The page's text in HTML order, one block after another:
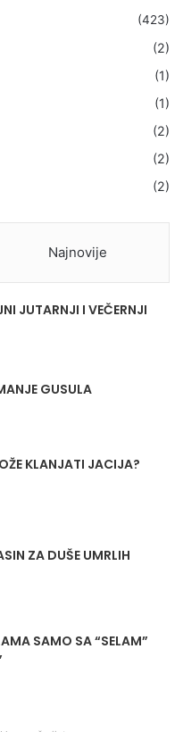
(423)
(2)
(1)
(1)
(2)
(2)
(2)
Najnovije
JUTARNJI I VEČERNJI
GUSULA
KLANJATI JACIJA?
ZA DUŠE UMRLIH
SAMO SA “SELAM”